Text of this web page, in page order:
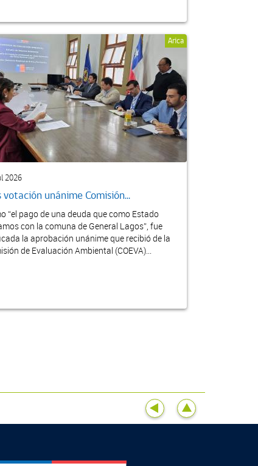
Arica
2026
votación unánime Comisión...
“el pago de una deuda que como Estado
con la comuna de General Lagos”, fue
la aprobación unánime que recibió de la
de Evaluación Ambiental (COEVA)...